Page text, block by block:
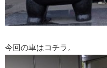
今回の車はコチラ。